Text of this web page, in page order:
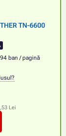
TN-6600
ban / pagină
Lei